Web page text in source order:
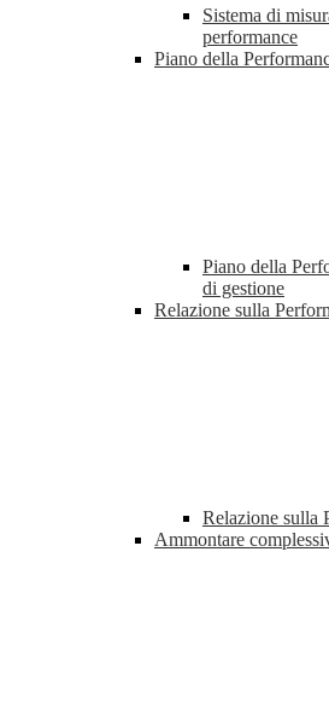
Sistema di
performance
Piano della
Piano della
di gestione
Relazione sulla
Relazione sulla
Ammontare